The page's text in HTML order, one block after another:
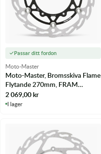
Passar ditt fordon
Moto-Master
Moto-Master, Bromsskiva Flame
Flytande 270mm, FRAM
Yamaha WR250 16-18 - m.fl.
2 069,00kr
I lager